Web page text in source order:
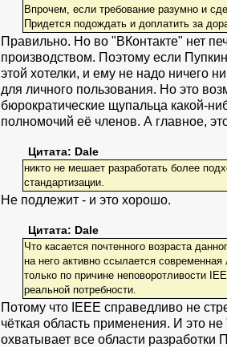
Впрочем, если требование разумно и
Придется подождать и доплатить за
Правильно. Но во "ВКонтакте" нет
производством. Поэтому если
этой хотелки, и ему не надо ничего
для личного пользования. Но это
бюрократические щупальца какой-
полномочий её членов. А главное,
Цитата: Dale
никто не мешает разработать более
стандартизации.
Не подлежит - и это хорошо.
Цитата: Dale
Что касается почтенного возраста
на него активно ссылается
только по причине неповоротливости
реальной потребности.
Потому что IEEE справедливо не
чёткая область применения. И это
охватывает все области разработки